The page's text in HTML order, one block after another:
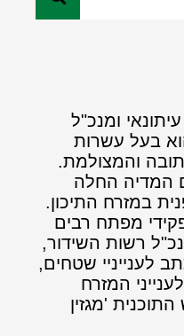
ומנכ"ל
בעל עשרות
והמצולמת.
המדיה החלה
במזרח התיכון.
מפתח רבים
רשות השידור,
לענייניי שטחים,
המזרח
התוכנית 'מגזין